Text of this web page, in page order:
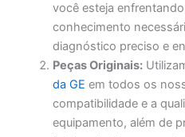
você esteja
conhecimento
diagnóstico preciso e
Peças Originais:
da GE em todos os
compatibilidade e a
equipamento, além de